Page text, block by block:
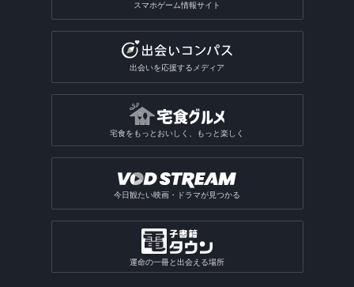
スマホゲーム情報サイト
出会いを応援するメディア
宅食をもっとおいしく、もっと楽しく
今日観たい映画・ドラマが見つかる
運命の一冊と出会える場所